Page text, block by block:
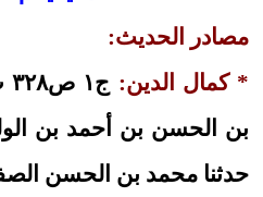
مصادر الحديث:
* كمال الدين:
بن الحسن بن أحمد بن
حدثنا محمد بن الحسن